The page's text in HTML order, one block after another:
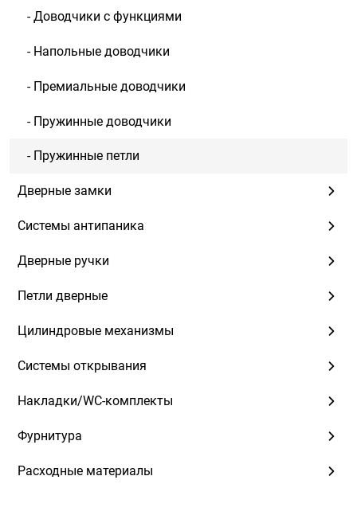
- Доводчики с функциями
- Напольные доводчики
- Премиальные доводчики
- Пружинные доводчики
- Пружинные петли
Дверные замки
Системы антипаника
Дверные ручки
Петли дверные
Цилиндровые механизмы
Системы открывания
Накладки/WC-комплекты
Фурнитура
Расходные материалы